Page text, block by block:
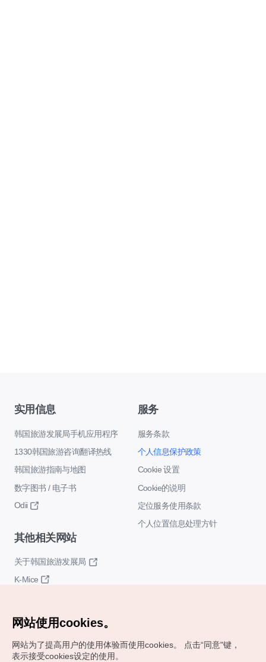
实用信息
韩国旅游发展局手机应用程序
1330韩国旅游咨询翻译热线
韩国旅游指南与地图
数字图书 / 电子书
Odii
服务
服务条款
个人信息保护政策
Cookie 设置
Cookie的说明
定位服务使用条款
个人位置信息处理方针
其他相关网站
关于韩国旅游发展局
K-Mice
网站使用cookies。
网站为了提高用户的使用体验而使用cookies。
点击“同意"键，
表示接受cookies设定的使用。